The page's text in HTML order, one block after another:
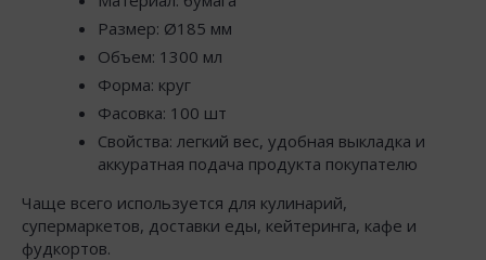
Размер: Ø185 мм
Объем: 1300 мл
Форма: круг
Фасовка: 100 шт
Свойства: легкий вес, удобная выкладка и
аккуратная подача продукта покупателю
Чаще всего используется для кулинарий,
супермаркетов, доставки еды, кейтеринга, кафе и
фудкортов.